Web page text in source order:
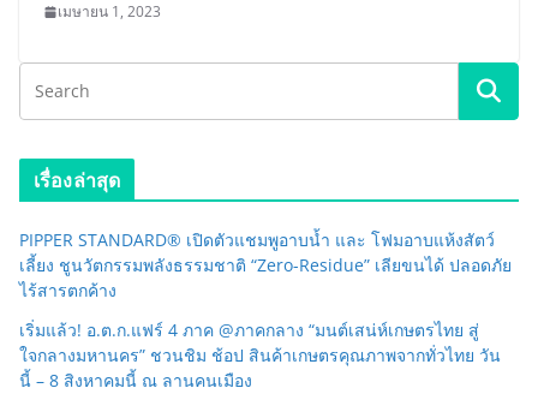
เมษายน 1, 2023
เรื่องล่าสุด
PIPPER STANDARD® เปิดตัวแชมพูอาบน้ำ และ โฟมอาบแห้งสัตว์
เลี้ยง ชูนวัตกรรมพลังธรรมชาติ “Zero-Residue” เลียขนได้ ปลอดภัย
ไร้สารตกค้าง
เริ่มแล้ว! อ.ต.ก.แฟร์ 4 ภาค @ภาคกลาง “มนต์เสน่ห์เกษตรไทย สู่
ใจกลางมหานคร” ชวนชิม ช้อป สินค้าเกษตรคุณภาพจากทั่วไทย วัน
นี้ – 8 สิงหาคมนี้ ณ ลานคนเมือง